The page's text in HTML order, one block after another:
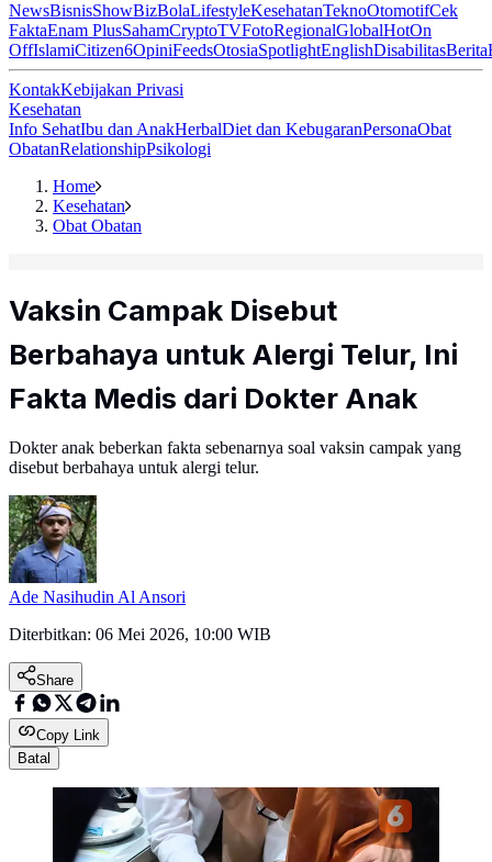
NewsBisnisShowBizBolaLifestyleKesehatanTeknoOtomotifCek
FaktaEnam PlusSahamCryptoTVFotoRegionalGlobalHotOn
OffIslamiCitizen6OpiniFeedsOtosiaSpotlightEnglishDisabilitasBerita
KontakKebijakan Privasi
Kesehatan
Info SehatIbu dan AnakHerbalDiet dan KebugaranPersonaObat
ObatanRelationshipPsikologi
Home
Kesehatan
Obat Obatan
Vaksin Campak Disebut
Berbahaya untuk Alergi Telur, Ini
Fakta Medis dari Dokter Anak
Dokter anak beberkan fakta sebenarnya soal vaksin campak yang
disebut berbahaya untuk alergi telur.
Ade Nasihudin Al Ansori
Diterbitkan: 06 Mei 2026, 10:00 WIB
Share
Copy Link
Batal